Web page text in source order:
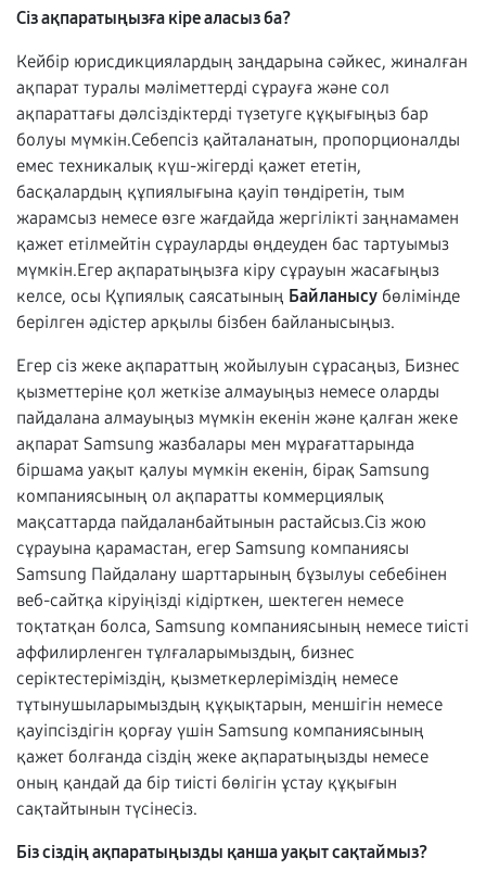
Сіз ақпаратыңызға кіре аласыз ба?
Кейбір юрисдикциялардың заңдарына сәйкес, жиналған
ақпарат туралы мәліметтерді сұрауға және сол
ақпараттағы дәлсіздіктерді түзетуге құқығыңыз бар
болуы мүмкін.Себепсіз қайталанатын, пропорционалды
емес техникалық күш-жігерді қажет ететін,
басқалардың құпиялығына қауіп төндіретін, тым
жарамсыз немесе өзге жағдайда жергілікті заңнамамен
қажет етілмейтін сұрауларды өңдеуден бас тартуымыз
мүмкін.Егер ақпаратыңызға кіру сұрауын жасағыңыз
келсе, осы Құпиялық саясатының Байланысу бөлімінде
берілген әдістер арқылы бізбен байланысыңыз.
Егер сіз жеке ақпараттың жойылуын сұрасаңыз, Бизнес
қызметтеріне қол жеткізе алмауыңыз немесе оларды
пайдалана алмауыңыз мүмкін екенін және қалған жеке
ақпарат Samsung жазбалары мен мұрағаттарында
біршама уақыт қалуы мүмкін екенін, бірақ Samsung
компаниясының ол ақпаратты коммерциялық
мақсаттарда пайдаланбайтынын растайсыз.Сіз жою
сұрауына қарамастан, егер Samsung компаниясы
Samsung Пайдалану шарттарының бұзылуы себебінен
веб-сайтқа кіруіңізді кідірткен, шектеген немесе
тоқтатқан болса, Samsung компаниясының немесе тиісті
аффилирленген тұлғаларымыздың, бизнес
серіктестеріміздің, қызметкерлеріміздің немесе
тұтынушыларымыздың құқықтарын, меншігін немесе
қауіпсіздігін қорғау үшін Samsung компаниясының
қажет болғанда сіздің жеке ақпаратыңызды немесе
оның қандай да бір тиісті бөлігін ұстау құқығын
сақтайтынын түсінесіз.
Біз сіздің ақпаратыңызды қанша уақыт сақтаймыз?